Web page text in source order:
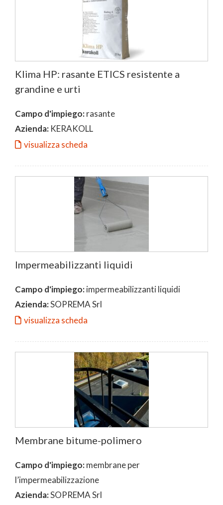
Klima HP: rasante ETICS resistente a
grandine e urti
Campo d'impiego:rasante
Azienda: KERAKOLL
visualizza scheda
Impermeabilizzanti liquidi
Campo d'impiego:impermeabilizzanti liquidi
Azienda:SOPREMA Srl
visualizza scheda
Membrane bitume-polimero
Campo d'impiego:membrane per
l’impermeabilizzazione
Azienda:SOPREMA Srl